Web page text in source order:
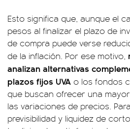
Esto significa que, aunque el
pesos al finalizar el plazo de
de compra puede verse
de la inflación. Por ese motivo,
analizan alternativas
plazos fijos UVA o los fondos
que buscan ofrecer una
las variaciones de precios.
previsibilidad y liquidez de